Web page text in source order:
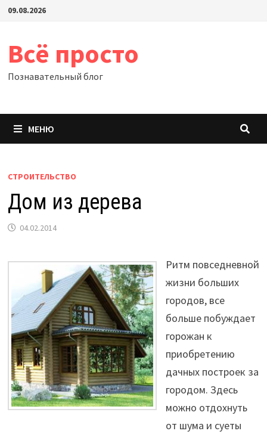
Перейти
09.08.2026
Всё просто
Познавательный блог
МЕНЮ
СТРОИТЕЛЬСТВО
Дом из дерева
04.02.2014
Ритм повседневной
жизни больших
городов, все
больше побуждает
горожан к
приобретению
дачных построек за
городом. Здесь
можно отдохнуть
от шума и суеты